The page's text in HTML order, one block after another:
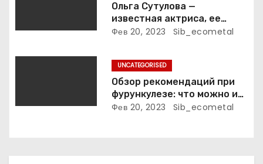
Ольга Сутулова —
известная актриса, ее
биография, достижения и
Фев 20, 2023 Sib_ecometal
UNCATEGORISED
Обзор рекомендаций при
фурункулезе: что можно и
что нельзя делать
Фев 20, 2023 Sib_ecometal